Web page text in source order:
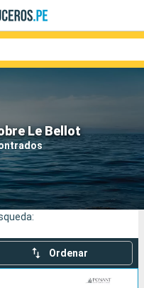
Le Bellot
Compañías
Ordenar